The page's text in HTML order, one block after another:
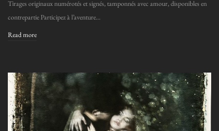
Tirages originaux numérotés et signés, tamponnés avec amour, disponibles en
contrepartie Participez à l’aventure…
Read more